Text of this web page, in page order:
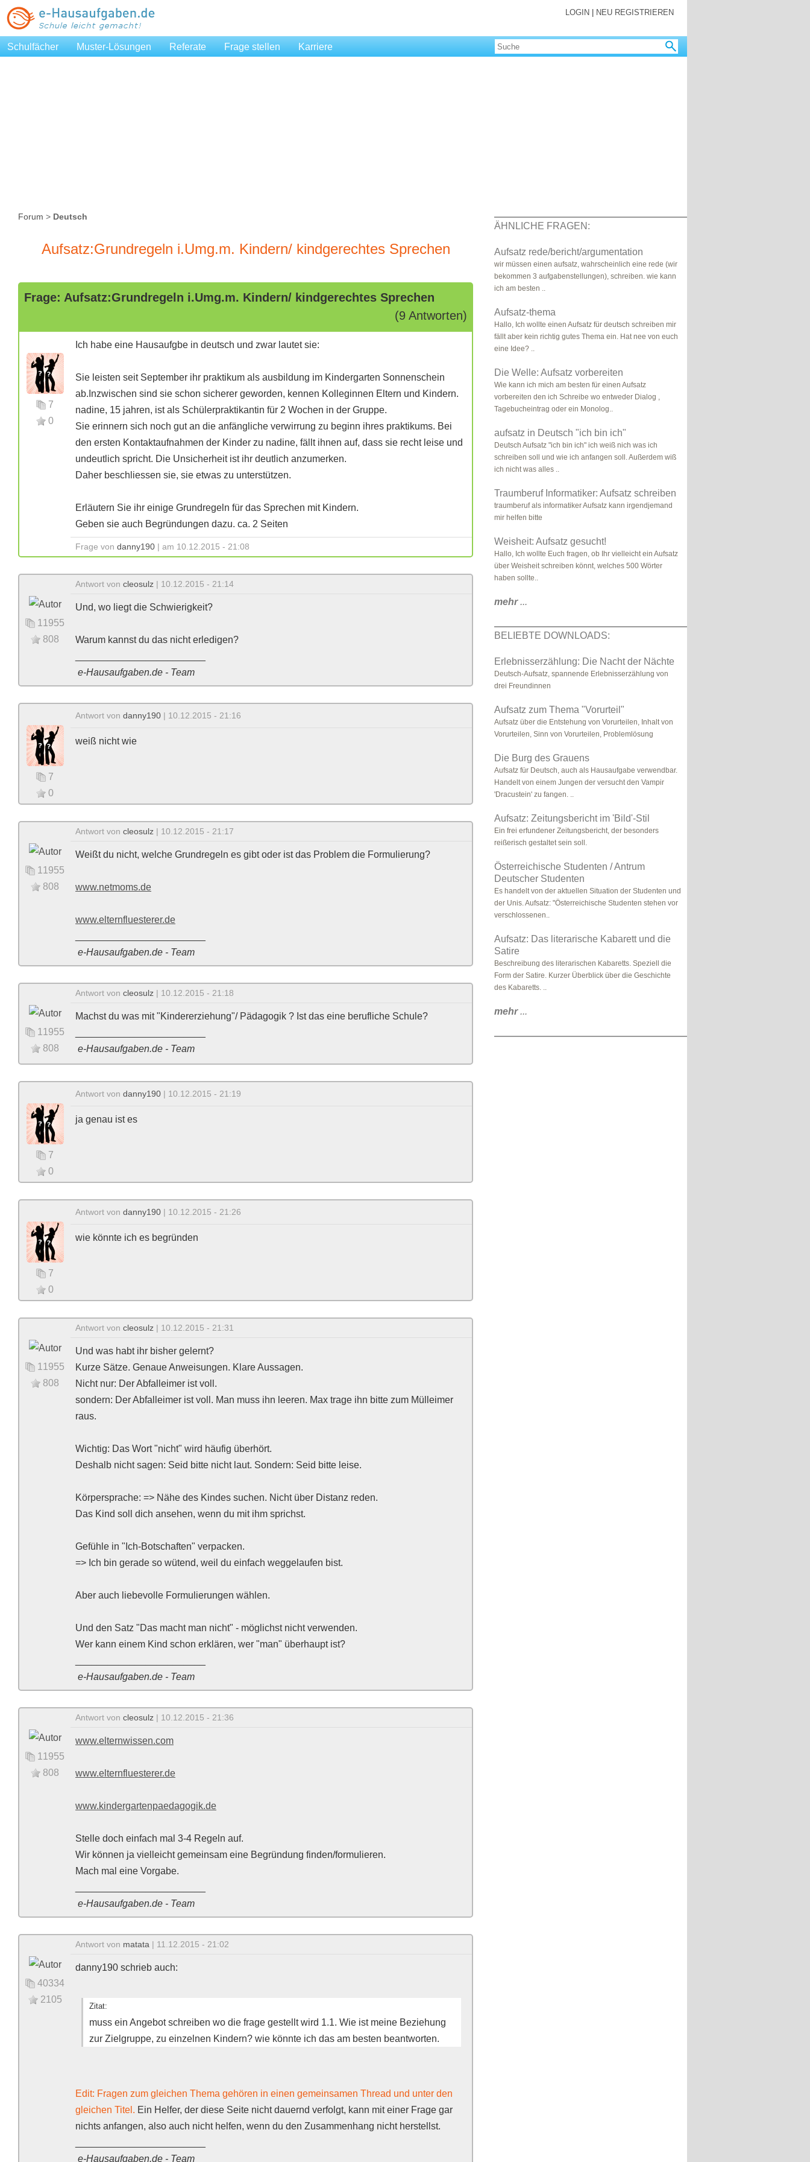
LOGIN NEU REGISTRIEREN
Schulfächer Muster-Lösungen Referate Frage stellen Karriere
Forum > Deutsch
Aufsatz:Grundregeln i.Umg.m. Kindern/ kindgerechtes Sprechen
Frage: Aufsatz:Grundregeln i.Umg.m. Kindern/ kindgerechtes Sprechen
(9 Antworten)
7
0
Ich habe eine Hausaufgbe in deutsch und zwar lautet sie:
Sie leisten seit September ihr praktikum als ausbildung im Kindergarten Sonnenschein
ab.Inzwischen sind sie schon sicherer geworden, kennen Kolleginnen Eltern und Kindern.
nadine, 15 jahren, ist als Schülerpraktikantin für 2 Wochen in der Gruppe.
Sie erinnern sich noch gut an die anfängliche verwirrung zu beginn ihres praktikums. Bei
den ersten Kontaktaufnahmen der Kinder zu nadine, fällt ihnen auf, dass sie recht leise und
undeutlich spricht. Die Unsicherheit ist ihr deutlich anzumerken.
Daher beschliessen sie, sie etwas zu unterstützen.
Erläutern Sie ihr einige Grundregeln für das Sprechen mit Kindern.
Geben sie auch Begründungen dazu. ca. 2 Seiten
Frage von danny190 | am 10.12.2015 - 21:08
11955
808
Antwort von cleosulz | 10.12.2015 - 21:14
Und, wo liegt die Schwierigkeit?
Warum kannst du das nicht erledigen?
e-Hausaufgaben.de - Team
7
0
Antwort von danny190 | 10.12.2015 - 21:16
weiß nicht wie
11955
808
Antwort von cleosulz | 10.12.2015 - 21:17
Weißt du nicht, welche Grundregeln es gibt oder ist das Problem die Formulierung?
www.netmoms.de
www.elternfluesterer.de
e-Hausaufgaben.de - Team
11955
808
Antwort von cleosulz | 10.12.2015 - 21:18
Machst du was mit "Kindererziehung"/ Pädagogik ? Ist das eine berufliche Schule?
e-Hausaufgaben.de - Team
7
0
Antwort von danny190 | 10.12.2015 - 21:19
ja genau ist es
7
0
Antwort von danny190 | 10.12.2015 - 21:26
wie könnte ich es begründen
11955
808
Antwort von cleosulz | 10.12.2015 - 21:31
Und was habt ihr bisher gelernt?
Kurze Sätze. Genaue Anweisungen. Klare Aussagen.
Nicht nur: Der Abfalleimer ist voll.
sondern: Der Abfalleimer ist voll. Man muss ihn leeren. Max trage ihn bitte zum Mülleimer
raus.
Wichtig: Das Wort "nicht" wird häufig überhört.
Deshalb nicht sagen: Seid bitte nicht laut. Sondern: Seid bitte leise.
Körpersprache: => Nähe des Kindes suchen. Nicht über Distanz reden.
Das Kind soll dich ansehen, wenn du mit ihm sprichst.
Gefühle in "Ich-Botschaften" verpacken.
=> Ich bin gerade so wütend, weil du einfach weggelaufen bist.
Aber auch liebevolle Formulierungen wählen.
Und den Satz "Das macht man nicht" - möglichst nicht verwenden.
Wer kann einem Kind schon erklären, wer "man" überhaupt ist?
e-Hausaufgaben.de - Team
11955
808
Antwort von cleosulz | 10.12.2015 - 21:36
www.elternwissen.com
www.elternfluesterer.de
www.kindergartenpaedagogik.de
Stelle doch einfach mal 3-4 Regeln auf.
Wir können ja vielleicht gemeinsam eine Begründung finden/formulieren.
Mach mal eine Vorgabe.
e-Hausaufgaben.de - Team
40334
2105
Antwort von matata | 11.12.2015 - 21:02
danny190 schrieb auch:
Zitat:
muss ein Angebot schreiben wo die frage gestellt wird 1.1. Wie ist meine Beziehung
zur Zielgruppe, zu einzelnen Kindern? wie könnte ich das am besten beantworten.
Edit: Fragen zum gleichen Thema gehören in einen gemeinsamen Thread und unter den
gleichen Titel. Ein Helfer, der diese Seite nicht dauernd verfolgt, kann mit einer Frage gar
nichts anfangen, also auch nicht helfen, wenn du den Zusammenhang nicht herstellst.
e-Hausaufgaben.de - Team
ÄHNLICHE FRAGEN:
Aufsatz rede/bericht/argumentation
wir müssen einen aufsatz, wahrscheinlich eine rede (wir
bekommen 3 aufgabenstellungen), schreiben. wie kann
ich am besten ..
Aufsatz-thema
Hallo, Ich wollte einen Aufsatz für deutsch schreiben mir
fällt aber kein richtig gutes Thema ein. Hat nee von euch
eine Idee? ..
Die Welle: Aufsatz vorbereiten
Wie kann ich mich am besten für einen Aufsatz
vorbereiten den ich Schreibe wo entweder Dialog ,
Tagebucheintrag oder ein Monolog..
aufsatz in Deutsch "ich bin ich"
Deutsch Aufsatz "ich bin ich" ich weiß nich was ich
schreiben soll und wie ich anfangen soll. Außerdem wiß
ich nicht was alles ..
Traumberuf Informatiker: Aufsatz schreiben
traumberuf als informatiker Aufsatz kann irgendjemand
mir helfen bitte
Weisheit: Aufsatz gesucht!
Hallo, Ich wollte Euch fragen, ob Ihr vielleicht ein Aufsatz
über Weisheit schreiben könnt, welches 500 Wörter
haben sollte..
mehr...
BELIEBTE DOWNLOADS:
Erlebnisserzählung: Die Nacht der Nächte
Deutsch-Aufsatz, spannende Erlebnisserzählung von
drei Freundinnen
Aufsatz zum Thema "Vorurteil"
Aufsatz über die Entstehung von Vorurteilen, Inhalt von
Vorurteilen, Sinn von Vorurteilen, Problemlösung
Die Burg des Grauens
Aufsatz für Deutsch, auch als Hausaufgabe verwendbar.
Handelt von einem Jungen der versucht den Vampir
'Dracustein' zu fangen. ..
Aufsatz: Zeitungsbericht im 'Bild'-Stil
Ein frei erfundener Zeitungsbericht, der besonders
reißerisch gestaltet sein soll.
Österreichische Studenten / Antrum
Deutscher Studenten
Es handelt von der aktuellen Situation der Studenten und
der Unis. Aufsatz: "Österreichische Studenten stehen vor
verschlossenen..
Aufsatz: Das literarische Kabarett und die
Satire
Beschreibung des literarischen Kabaretts. Speziell die
Form der Satire. Kurzer Überblick über die Geschichte
des Kabaretts. ..
mehr...